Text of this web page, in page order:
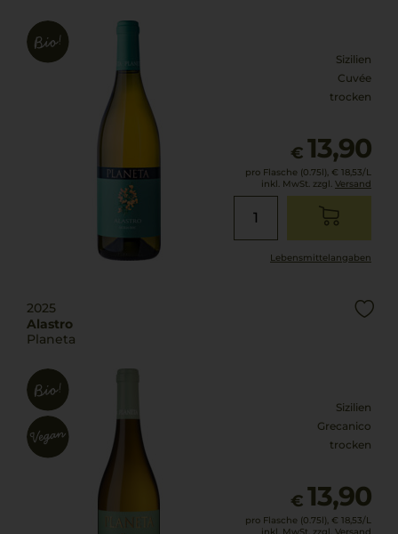
Sizilien
Cuvée
trocken
€ 13,90
pro Flasche (0.75l), € 18,53/L
inkl. MwSt. zzgl. Versand
Lebensmittel­angaben
2025
Alastro
Planeta
Sizilien
Grecanico
trocken
€ 13,90
pro Flasche (0.75l), € 18,53/L
inkl. MwSt. zzgl. Versand